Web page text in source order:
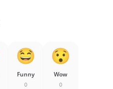
Funny
0
Wow
0